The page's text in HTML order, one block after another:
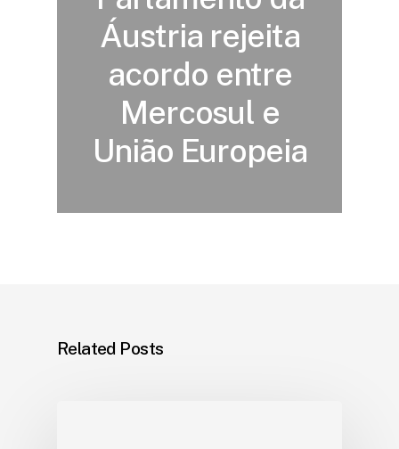
Áustria rejeita
acordo entre
Mercosul e
União Europeia
Related Posts